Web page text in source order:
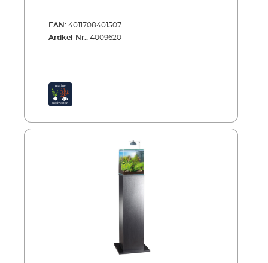
EAN: 4011708401507
Artikel-Nr.: 4009620